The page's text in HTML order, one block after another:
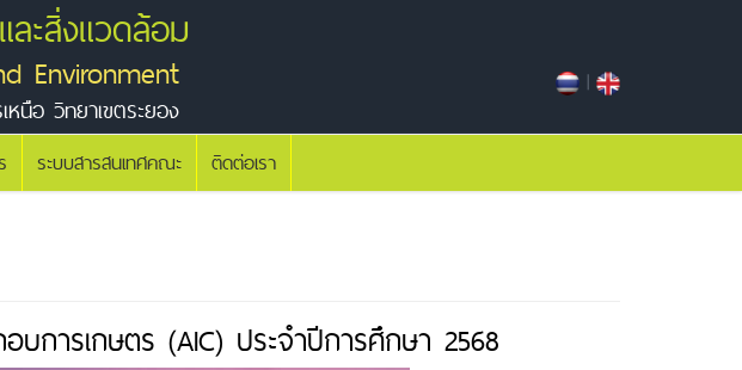
ะสิ่งแวดล้อม
Environment
หนือ วิทยาเขตระยอง
|
ระบบสารสนเทศคณะ ติดต่อเรา
การเกษตร (AIC) ประจำปีการศึกษา 2568